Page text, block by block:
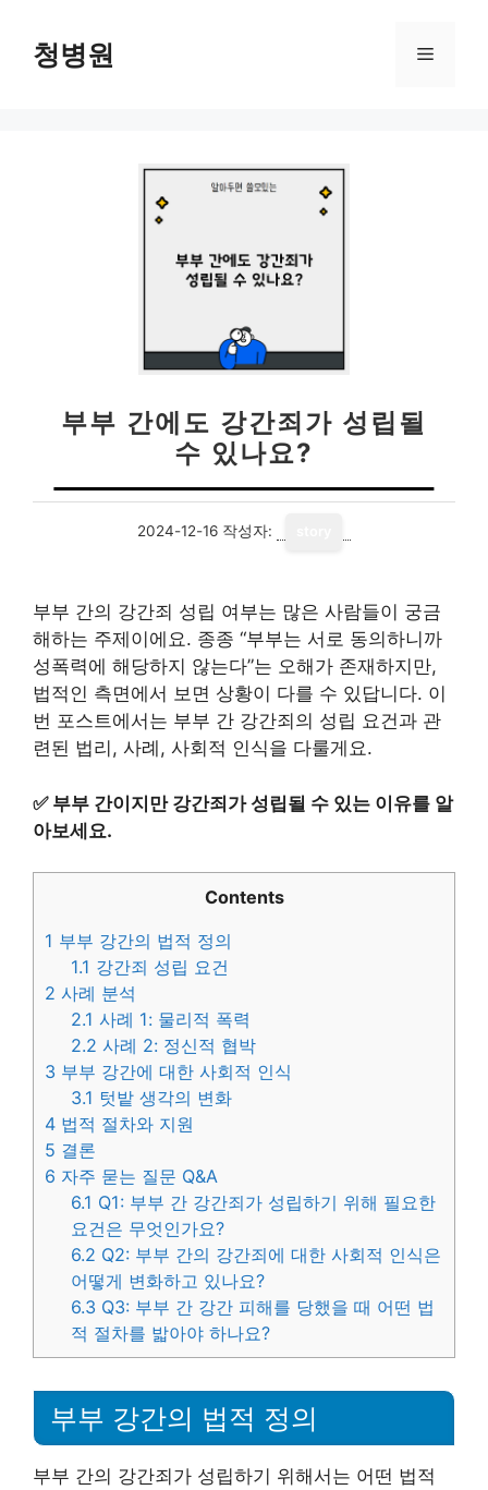
청병원 메
부부 간에도 강간죄가 성립될
수 있나요?
2024-12-16 작성자:
부부 간의 강간죄 성립 여부는 많은 사람들이 궁금
해하는 주제이에요. 종종 “부부는 서로 동의하니까
성폭력에 해당하지 않는다”는 오해가 존재하지만,
법적인 측면에서 보면 상황이 다를 수 있답니다. 이
번 포스트에서는 부부 간 강간죄의 성립 요건과 관
련된 법리, 사례, 사회적 인식을 다룰게요.
✅ 부부 간이지만 강간죄가 성립될 수 있는 이유를 알
아보세요.
Contents
1 부부 강간의 법적 정의
1.1 강간죄 성립 요건
2 사례 분석
2.1 사례 1: 물리적 폭력
2.2 사례 2: 정신적 협박
3 부부 강간에 대한 사회적 인식
3.1 텃밭 생각의 변화
4 법적 절차와 지원
5 결론
6 자주 묻는 질문 Q&A
6.1 Q1: 부부 간 강간죄가 성립하기 위해 필요한
요건은 무엇인가요?
6.2 Q2: 부부 간의 강간죄에 대한 사회적 인식은
어떻게 변화하고 있나요?
6.3 Q3: 부부 간 강간 피해를 당했을 때 어떤 법
적 절차를 밟아야 하나요?
부부 강간의 법적 정의
부부 간의 강간죄가 성립하기 위해서는 어떤 법적